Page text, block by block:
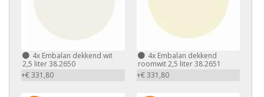
4x Embalan dekkend wit
2,5 liter 38.2650
+€ 331,80
4xEmbalan dekkend
roomwit 2,5 liter 38.2651
+€ 331,80